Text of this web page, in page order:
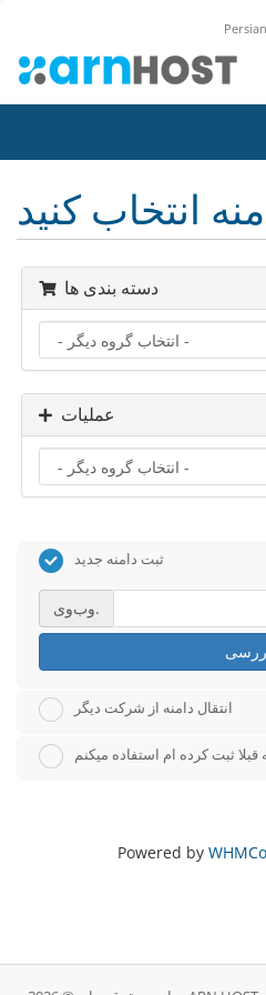
Persian
دسته بندی ها
عملیات
ثبت دامنه جدید
وب‌وی.
انتقال دامنه از شرکت دیگر
قبلا ثبت کرده ام استفاده میکنم
Powered by